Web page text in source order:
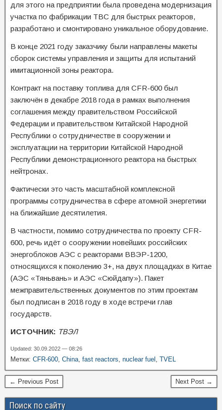
для этого на предприятии была проведена модернизация
участка по фабрикации ТВС для быстрых реакторов,
разработано и смонтировано уникальное оборудование.
В конце 2021 году заказчику были направлены макеты
сборок системы управления и защиты для испытаний
имитационной зоны реактора.
Контракт на поставку топлива для CFR-600 был
заключён в декабре 2018 года в рамках выполнения
соглашения между правительством Российской
Федерации и правительством Китайской Народной
Республики о сотрудничестве в сооружении и
эксплуатации на территории Китайской Народной
Республики демонстрационного реактора на быстрых
нейтронах.
Фактически это часть масштабной комплексной
программы сотрудничества в сфере атомной энергетики
на ближайшие десятилетия.
В частности, помимо сотрудничества по проекту CFR-
600, речь идёт о сооружении новейших российских
энергоблоков АЭС с реакторами ВВЭР-1200,
относящихся к поколению 3+, на двух площадках в Китае
(АЭС «Тяньвань» и АЭС «Сюйдапу»). Пакет
межправительственных документов по этим проектам
был подписан в 2018 году в ходе встречи глав
государств.
ИСТОЧНИК: ТВЭЛ
Updated: 30.09.2022 — 08:26
Метки: CFR-600, China, fast reactors, nuclear fuel , TVEL
← Previous Post Next Post →
Поиск по сайту